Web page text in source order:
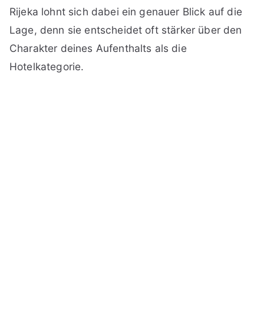
Rijeka lohnt sich dabei ein genauer Blick auf die
Lage, denn sie entscheidet oft stärker über den
Charakter deines Aufenthalts als die
Hotelkategorie.